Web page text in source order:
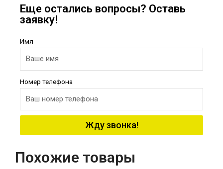
Еще остались вопросы? Оставь
заявку!
Имя
Номер телефона
Жду звонка!
Похожие товары